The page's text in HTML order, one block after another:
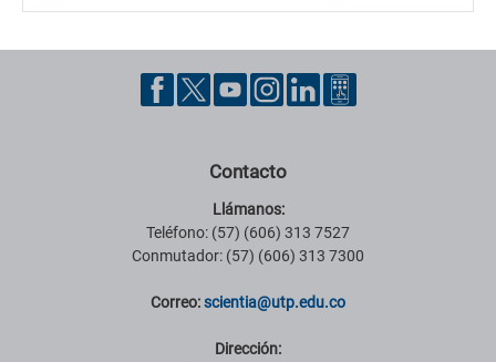
Contacto
Llámanos:
Teléfono: (57) (606) 313 7527
Conmutador: (57) (606) 313 7300
Correo:scientia@utp.edu.co
Dirección: